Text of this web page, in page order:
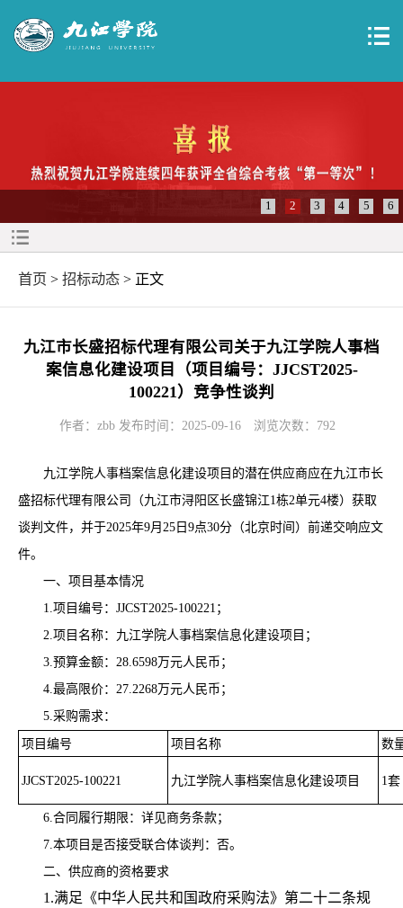
1 2 3 4 5 6
首页 > 招标动态 > 正文
九江市长盛招标代理有限公司关于九江学院人事档
案信息化建设项目（项目编号：JJCST2025-
100221）竞争性谈判
作者：zbb 发布时间：2025-09-16 浏览次数： 792
九江学院人事档案信息化建设项目 的潜在供应商应在九江市长
盛招标代理有限公司（九江市浔阳区长盛锦江1栋2单元4楼） 获取
谈判文件，并于2025年9月 25 日 9点30分（北京时间）前递交响应文
件。
一、项目基本情况
1. 项目编号： JJCST2025-100221 ；
2. 项目名称： 九江学院人事档案信息化建设项目 ；
3. 预算金额： 28.6598万元人民币 ；
4. 最高限价： 27.2268万元人民币 ；
5. 采购需求：
项目 编号 项目名称 数
JJCST2025-100221 九江学院人事档案信息化建设项目 1套
6. 合同履行期限： 详见商务条款；
7. 本项目 是否接受联合体谈判 ： 否。
二、 供应商的资格要求
1.满足《中华人民共和国政府采购法》第二十二条规